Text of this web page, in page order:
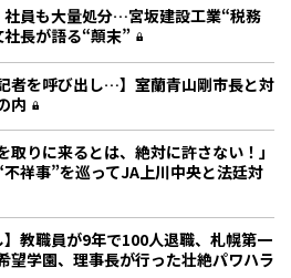
員も大量処分…宮坂建設工業“税務
長が語る“顛末”
者を呼び出し…】室蘭青山剛市長と対
内
取りに来るとは、絶対に許さない！」
祥事”を巡ってJA上川中央と法廷対
】教職員が9年で100人退職、札幌第一
望学園、理事長が行った壮絶パワハラ